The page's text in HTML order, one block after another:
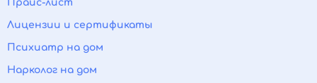
Прайс-лист
Лицензии и сертификаты
Психиатр на дом
Нарколог на дом